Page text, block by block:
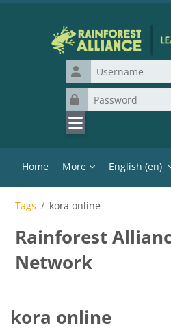
Username
Password
Home More English ‎(en)‎
Tags kora online
Rainforest
Network
kora online